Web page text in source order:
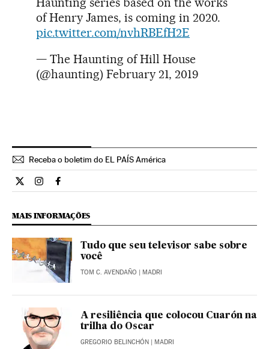
of Henry James, is coming in 2020.
pic.twitter.com/nvhRBEfH2E
— The Haunting of Hill House
(@haunting) February 21, 2019
Receba o boletim do EL PAÍS América
Cultura El País Brasil en Twitter
Cultura El País Brasil en Instagram
Cultura El País Brasil en Facebook
MAIS INFORMAÇÕES
Tudo que seu televisor sabe sobre
você
TOM C. AVENDAÑO | MADRI
A resiliência que colocou Cuarón na
trilha do Oscar
GREGORIO BELINCHÓN | MADRI